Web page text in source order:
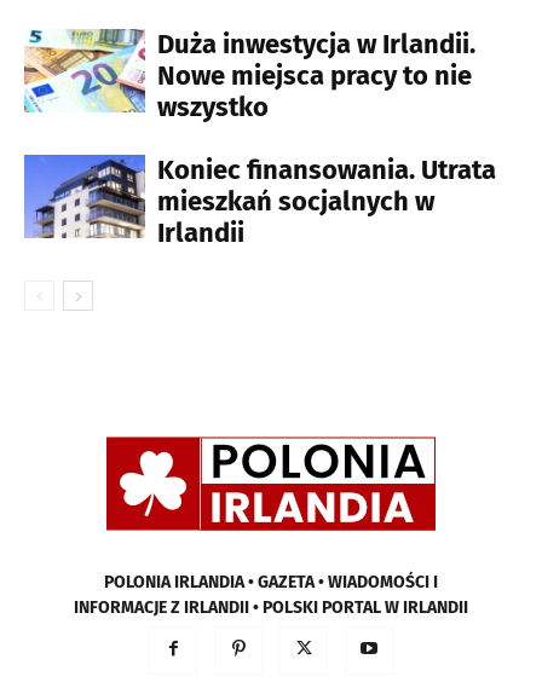
Duża inwestycja w Irlandii.
Nowe miejsca pracy to nie
wszystko
Koniec finansowania. Utrata
mieszkań socjalnych w
Irlandii
POLONIA IRLANDIA • GAZETA • WIADOMOŚCI I
INFORMACJE Z IRLANDII • POLSKI PORTAL W IRLANDII